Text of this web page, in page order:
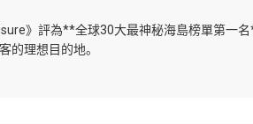
》評為**全球30大最神秘海島榜單第一名
的理想目的地。